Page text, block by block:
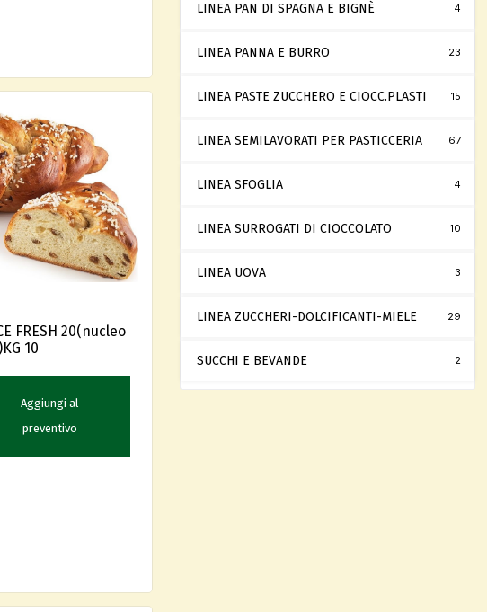
FRESH 20(nucleo
10
Aggiungi al
preventivo
LINEA PAN DI SPAGNA E BIGNÈ 4
LINEA PANNA E BURRO 23
LINEA PASTE ZUCCHERO E CIOCC.PLASTI 15
LINEA SEMILAVORATI PER PASTICCERIA 67
LINEA SFOGLIA 4
LINEA SURROGATI DI CIOCCOLATO 10
LINEA UOVA 3
LINEA ZUCCHERI-DOLCIFICANTI-MIELE 29
SUCCHI E BEVANDE 2